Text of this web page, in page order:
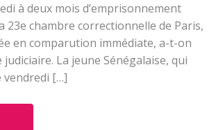
à deux mois d’emprisonnement
23e chambre correctionnelle de Paris,
en comparution immédiate, a-t-on
La jeune Sénégalaise, qui
vendredi […]